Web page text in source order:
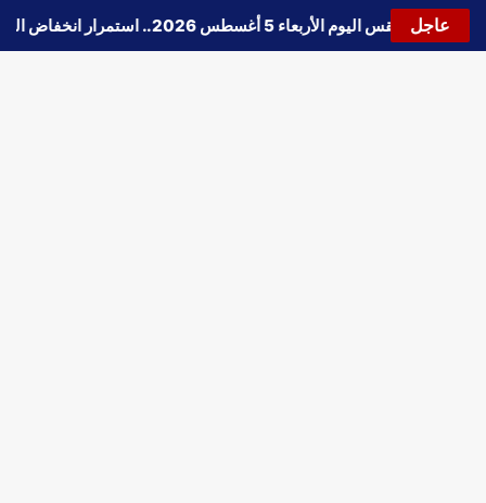
عاجل
🔵حالة الطقس اليوم الأربعاء 5 أغسطس 2026.. استمرار انخفاض الحرارة وتحذيرات من الشبورة واضطراب الملاحة